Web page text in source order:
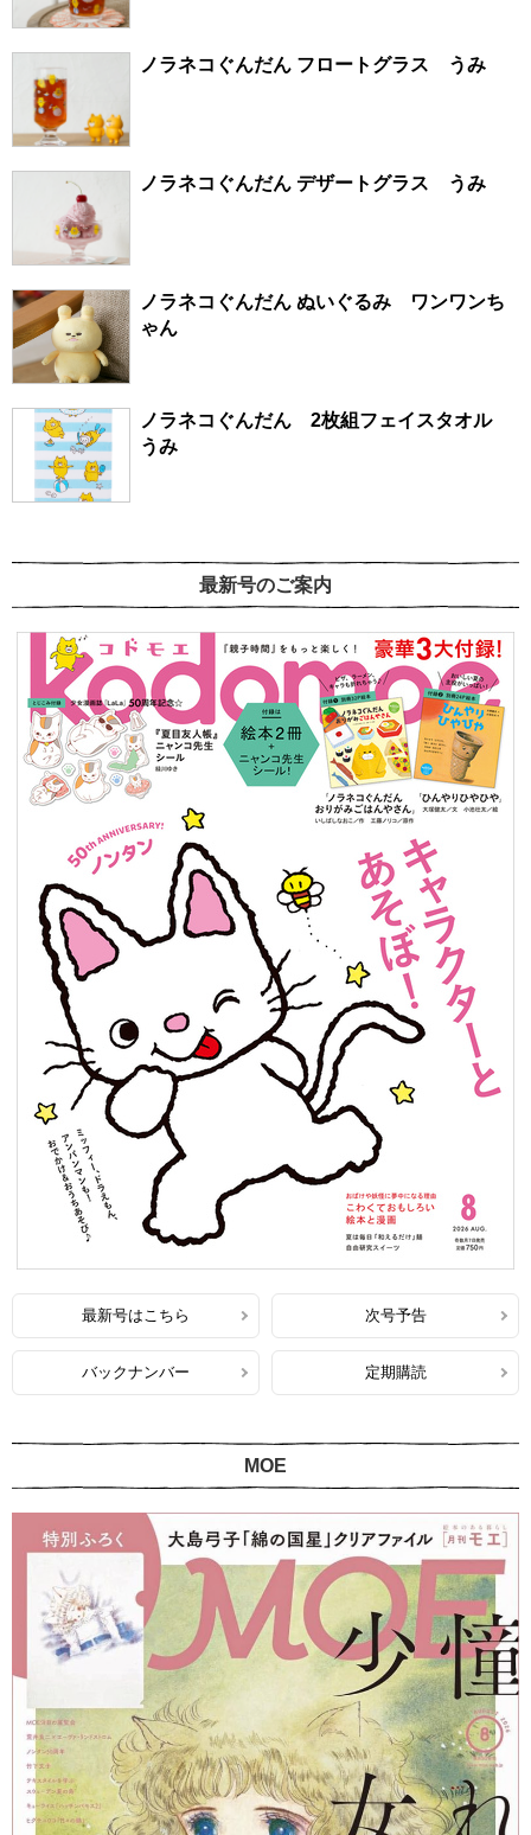
ノラネコぐんだん フロートグラス うみ
ノラネコぐんだん デザートグラス うみ
ノラネコぐんだん ぬいぐるみ ワンワンち
ゃん
ノラネコぐんだん 2枚組フェイスタオル
うみ
最新号のご案内
最新号はこちら 次号予告
バックナンバー 定期購読
MOE